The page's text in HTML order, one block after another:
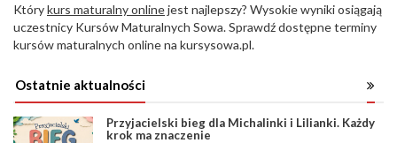
Którykurs maturalny onlinejest najlepszy? Wysokie wyniki osiągają
uczestnicy Kursów Maturalnych Sowa. Sprawdź dostępne terminy
kursów maturalnych online na kursysowa.pl.
Ostatnie aktualności
Przyjacielski bieg dla Michalinki i Lilianki. Każdy
krok ma znaczenie